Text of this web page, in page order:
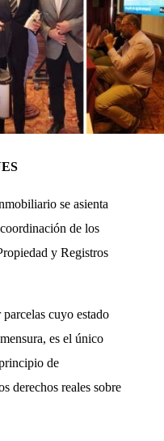
se asienta
de los
y Registros
cuyo estado
es el único
de
derechos reales sobre